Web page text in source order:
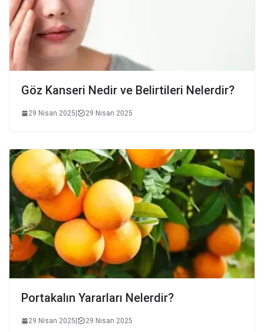
Göz Kanseri Nedir ve Belirtileri Nelerdir?
29 Nisan 2025 29 Nisan 2025
Portakalın Yararları Nelerdir?
29 Nisan 2025| 29 Nisan 2025